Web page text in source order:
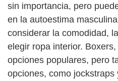
sin importancia, pero
en la autoestima
considerar la comodidad,
elegir ropa interior.
opciones populares, pero
opciones, como